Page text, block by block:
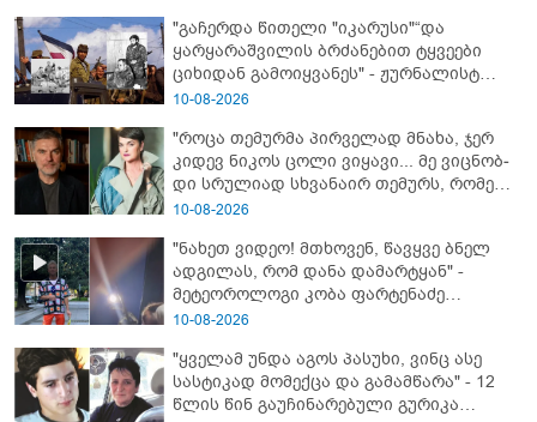
"გაჩერდა წითელი "იკარუსი"“და
ყარყარაშვილის ბრძანებით ტყვეები
ციხიდან გამოიყვანეს" - ჟურნალისტ
თამრიკო მოლაშვილის თვალით
კითხვაზე: როგორ ექცეოდნენ
ქართველები ტყვეებს
10-08-2026
"როცა თემურმა პირველად მნახა, ჯერ
კიდევ ნიკოს ცოლი ვიყავი... მე ვიც­ნობ­
დი სრუ­ლი­ად სხვა­ნა­ირ თე­მურს, რო­მელ­
საც მა­შინ არც ბიზ­ნე­სი ჰქონ­და, არა­ფე­რი
თემურ უგულავაზე?
10-08-2026
"ნახეთ ვიდეო! მთხოვენ, წავყვე ბნელ
ადგილას, რომ დანა დამარტყან" -
მეტეოროლოგი კობა ფარტენაძე
ფარულად გადაღებულ კადრებს
10-08-2026
"ყველამ უნდა აგოს პასუხი, ვინც ასე
სასტიკად მომექცა და გამამწარა" - 12
წლის წინ გაუჩინარებული გურიკა